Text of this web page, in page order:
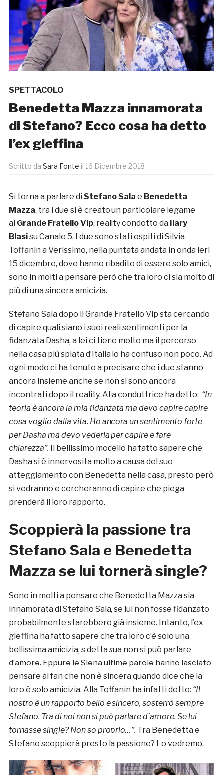
SPETTACOLO
Benedetta Mazza innamorata
di Stefano? Ecco cosa ha detto
l’ex gieffina
Scritto da Sara Fonte il 16 Dicembre 2018
Si torna a parlare di Stefano Sala e Benedetta
Mazza, tra i due si è creato un particolare legame
al Grande Fratello Vip, reality condotto da
Ilary
Blasisu Canale 5. I due sono stati ospiti di Silvia
Toffanin a Verissimo, nella puntata andata in onda ieri
15 dicembre, dove hanno ribadito di essere solo amici,
sono in molti a pensare però che tra loro ci sia molto di
più di una sincera amicizia.
Stefano Sala dopo il Grande Fratello Vip sta cercando
di capire quali siano i suoi reali sentimenti per la
fidanzata Dasha, a lei ci tiene molto ma il percorso
nella casa più spiata d’Italia lo ha confuso non poco. Ad
ogni modo ci ha tenuto a precisare che i due stanno
ancora insieme anche se non si sono ancora
incontrati dopo il reality. Alla conduttrice ha detto: “In
teoria è ancora la mia fidanzata ma devo capire capire
cosa voglio dalla vita. Ho ancora un sentimento forte
per Dasha ma devo vederla per capire e fare
chiarezza”.
Il bellissimo modello ha fatto sapere che
Dasha si è innervosita molto a causa del suo
atteggiamento con Benedetta nella casa, presto però
si vedranno e cercheranno di capire che piega
prenderà il loro rapporto.
Scoppierà la passione tra
Stefano Sala e Benedetta
Mazza se lui tornerà single?
Sono in molti a pensare che Benedetta Mazza sia
innamorata di Stefano Sala, se lui non fosse fidanzato
probabilmente starebbero già insieme. Intanto, l’ex
gieffina ha fatto sapere che tra loro c’è solo una
bellissima amicizia, s detta sua non si può parlare
d’amore. Eppure le Siena ultime parole hanno lasciato
pensare ai fan che non è sincera quando dice che la
loro è solo amicizia. Alla Toffanin ha infatti detto: “Il
nostro è un rapporto bello e sincero, sosterrò sempre
Stefano. Tra di noi non si può parlare d’amore. Se lui
tornasse single? Non so proprio…”. Tra Benedetta e
Stefano scoppierà presto la passione? Lo vedremo.